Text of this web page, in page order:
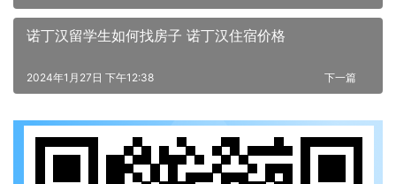
诺丁汉留学生如何找房子 诺丁汉住宿价格
下一篇
2024年1月27日 下午12:38